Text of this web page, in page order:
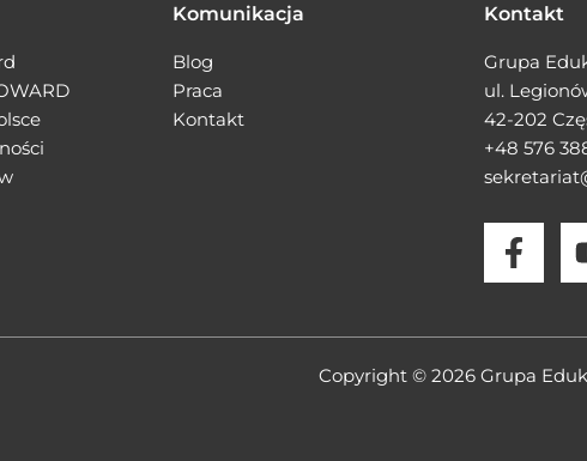
Komunikacja
Blog
Praca
Kontakt
Kontakt
Grupa
ul.
42-202
+48 576
Copyright © 2026 Grupa